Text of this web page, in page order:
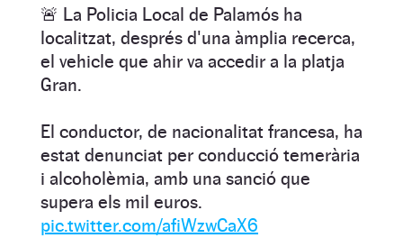
🚨 La Policia Local de Palamós ha
localitzat, després d'una àmplia recerca,
el vehicle que ahir va accedir a la platja
Gran.
El conductor, de nacionalitat francesa, ha
estat denunciat per conducció temerària
i alcoholèmia, amb una sanció que
supera els mil euros.
pic.twitter.com/afiWzwCaX6